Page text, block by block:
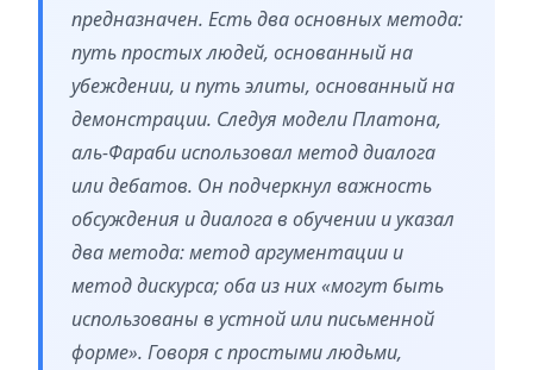
предназначен. Есть два основных метода:
путь простых людей, основанный на
убеждении, и путь элиты, основанный на
демонстрации. Следуя модели Платона,
аль-Фараби использовал метод диалога
или дебатов. Он подчеркнул важность
обсуждения и диалога в обучении и указал
два метода: метод аргументации и
метод дискурса; оба из них «могут быть
использованы в устной или письменной
форме». Говоря с простыми людьми,